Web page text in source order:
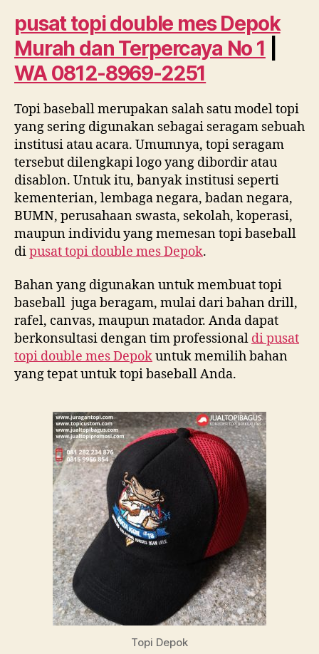
Depok
Murah
dan
Terpercaya
No
|
WA
0812
8969
2251
pusat topi double mes Depok
Murah dan Terpercaya No 1
WA 0812-8969-2251
Topi baseball merupakan salah satu model topi
yang sering digunakan sebagai seragam sebuah
institusi atau acara. Umumnya, topi seragam
tersebut dilengkapi logo yang dibordir atau
disablon. Untuk itu, banyak institusi seperti
kementerian, lembaga negara, badan negara,
BUMN, perusahaan swasta, sekolah, koperasi,
maupun individu yang memesan topi baseball
dipusat topi double mes Depok.
Bahan yang digunakan untuk membuat topi
baseball juga beragam, mulai dari bahan drill,
rafel, canvas, maupun matador. Anda dapat
berkonsultasi dengan tim professional dipusat
topi double mes Depokuntuk memilih bahan
yang tepat untuk topi baseball Anda.
Topi Depok